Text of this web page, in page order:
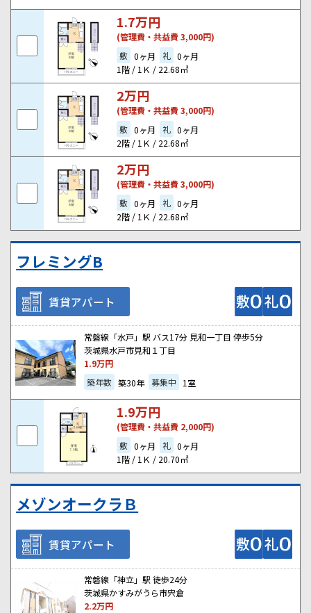
1.7万円
(管理費・共益費 3,000円)
敷 0ヶ月 礼 0ヶ月
1階 / 1Ｋ / 22.68㎡
2万円
(管理費・共益費 3,000円)
敷 0ヶ月 礼 0ヶ月
2階 / 1Ｋ / 22.68㎡
2万円
(管理費・共益費 3,000円)
敷 0ヶ月 礼 0ヶ月
2階 / 1Ｋ / 22.68㎡
フレミングB
賃貸アパート
常磐線「水戸」駅 バス17分 見和一丁目 停歩5分
茨城県水戸市見和１丁目
1.9万円
築年数 築30年 募集中 1室
1.9万円
(管理費・共益費 2,000円)
敷 0ヶ月 礼 0ヶ月
1階 / 1Ｋ / 20.70㎡
メゾンオークラＢ
賃貸アパート
常磐線「神立」駅 徒歩24分
茨城県かすみがうら市宍倉
2.2万円